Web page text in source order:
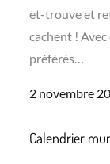
et-trouve et
cachent !
préférés…
Posted
2 novembre
Calendrier